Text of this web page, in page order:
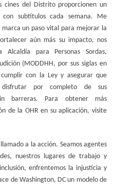
cines del Distrito proporcionen un
subtítulos cada semana. Me
un paso vital para mejorar la
aún más su impacto, nos
para Personas Sordas,
(MODDHH, por sus siglas en
con la Ley y asegurar que
disfrutar por completo de sus
barreras. Para obtener más
de la OHR en su aplicación, visite
a la acción. Seamos agentes
nuestros lugares de trabajo y
enfrentemos la injusticia y
de Washington, DC un modelo de